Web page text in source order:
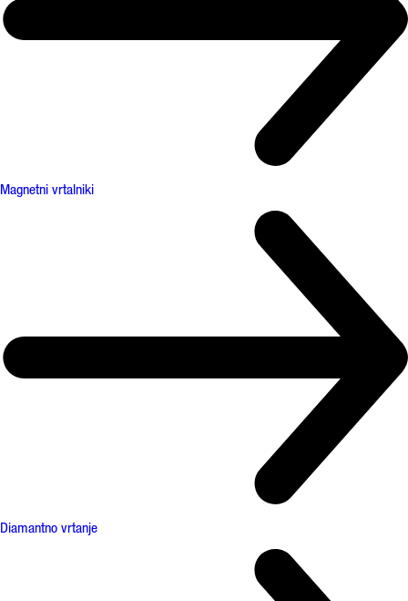
Magnetni vrtalniki
Diamantno vrtanje